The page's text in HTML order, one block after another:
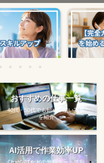
キルアップする
使え...
【完全ガ
おすすめの仕事一覧
40代・50代でも始めやすい案件
を紹介
AI活用で作業効率UP